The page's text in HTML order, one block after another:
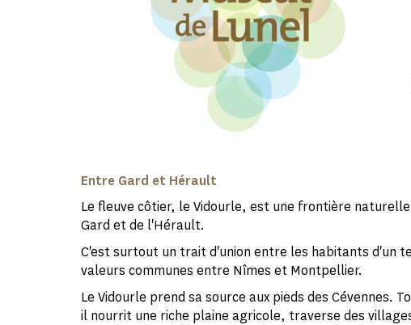
Entre Gard et Hérault
Le fleuve côtier, le Vidourle, est une frontière
Gard et de l'Hérault.
C'est surtout un trait d'union entre les habitants d'un
valeurs communes entre Nîmes et Montpellier.
Le Vidourle prend sa source aux pieds des Cévennes.
il nourrit une riche plaine agricole, traverse des